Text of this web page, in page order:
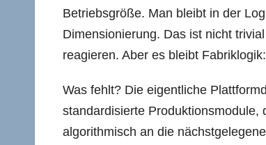
Betriebsgröße. Man bleibt in der
Dimensionierung. Das ist nicht
reagieren. Aber es bleibt
Was fehlt? Die eigentliche
standardisierte Produktionsmodule,
algorithmisch an die